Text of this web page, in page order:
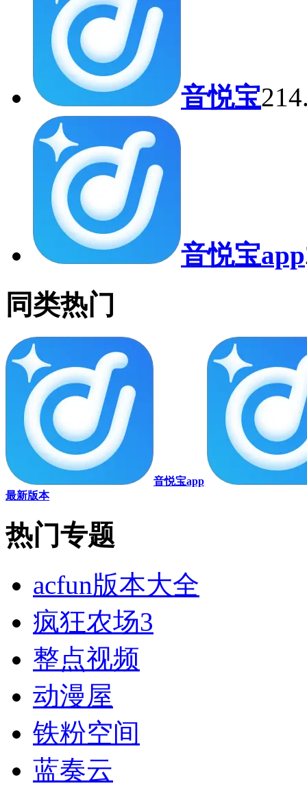
音悦宝
音悦宝app
同类热门
音悦宝app
最新版本
热门专题
acfun版本大全
疯狂农场3
整点视频
动漫屋
铁粉空间
蓝奏云